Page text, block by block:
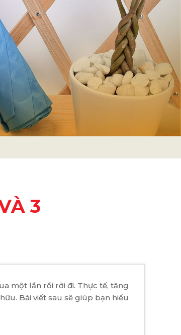
3
một lần rồi rời đi. Thực tế, tăng
Bài viết sau sẽ giúp bạn hiểu